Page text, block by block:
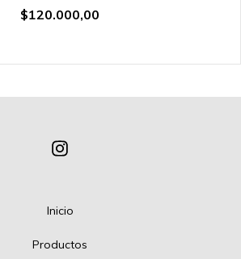
$120.000,00
Inicio
Productos